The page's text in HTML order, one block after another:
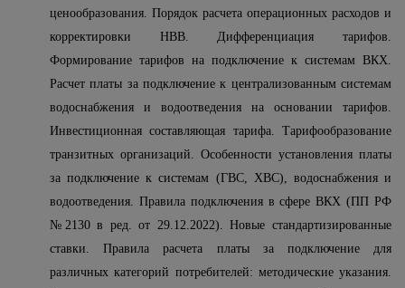
ценообразования. Порядок расчета операционных расходов и
корректировки НВВ. Дифференциация тарифов.
Формирование тарифов на подключение к системам ВКХ.
Расчет платы за подключение к централизованным системам
водоснабжения и водоотведения на основании тарифов.
Инвестиционная составляющая тарифа. Тарифообразование
транзитных организаций. Особенности установления платы
за подключение к системам (ГВС, ХВС), водоснабжения и
водоотведения. Правила подключения в сфере ВКХ (ПП РФ
№2130 в ред. от 29.12.2022). Новые стандартизированные
ставки. Правила расчета платы за подключение для
различных категорий потребителей: методические указания.